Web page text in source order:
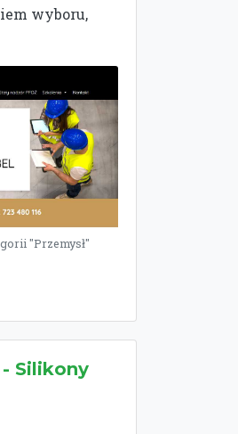
wyboru,
"Przemysł"
Silikony